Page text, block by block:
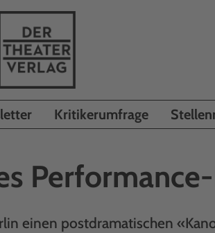
Kritikerumfrage
einen postdramatischen